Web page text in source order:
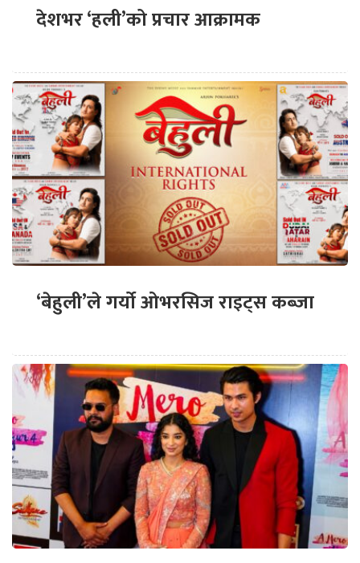
देशभर ‘हली’को प्रचार आक्रामक
‘बेहुली’ले गर्यो ओभरसिज राइट्स कब्जा